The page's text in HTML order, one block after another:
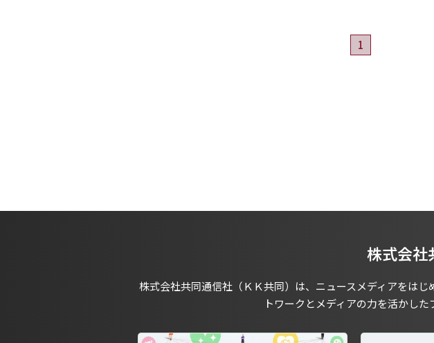
1
株式会社
株式会社共同通信社（ＫＫ共同）は、ニュースメディアをは
トワークとメディアの力を活かし